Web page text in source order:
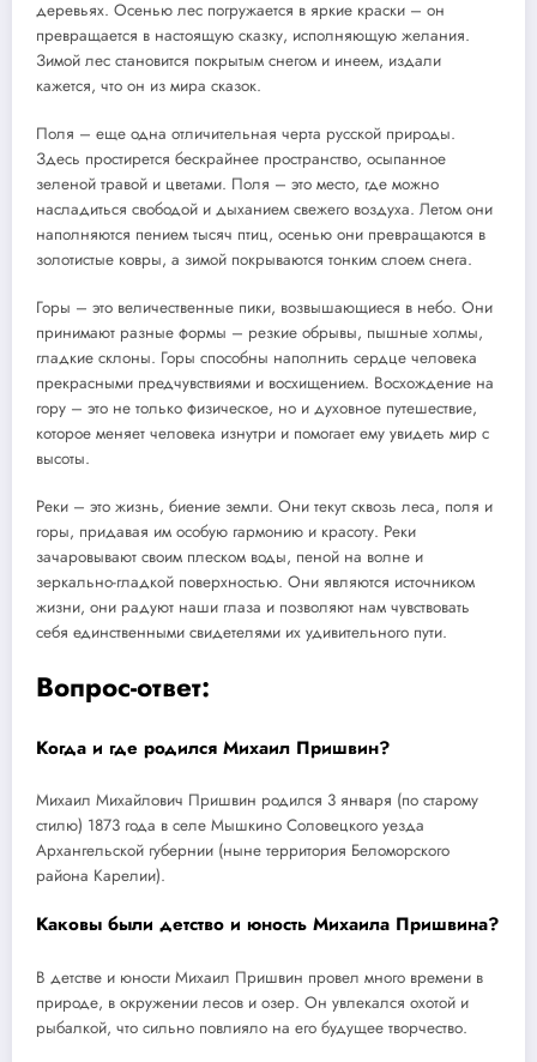
деревьях. Осенью лес погружается в яркие краски – он
превращается в настоящую сказку, исполняющую желания.
Зимой лес становится покрытым снегом и инеем, издали
кажется, что он из мира сказок.
Поля – еще одна отличительная черта русской природы.
Здесь простирется бескрайнее пространство, осыпанное
зеленой травой и цветами. Поля – это место, где можно
насладиться свободой и дыханием свежего воздуха. Летом они
наполняются пением тысяч птиц, осенью они превращаются в
золотистые ковры, а зимой покрываются тонким слоем снега.
Горы – это величественные пики, возвышающиеся в небо. Они
принимают разные формы – резкие обрывы, пышные холмы,
гладкие склоны. Горы способны наполнить сердце человека
прекрасными предчувствиями и восхищением. Восхождение на
гору – это не только физическое, но и духовное путешествие,
которое меняет человека изнутри и помогает ему увидеть мир с
высоты.
Реки – это жизнь, биение земли. Они текут сквозь леса, поля и
горы, придавая им особую гармонию и красоту. Реки
зачаровывают своим плеском воды, пеной на волне и
зеркально-гладкой поверхностью. Они являются источником
жизни, они радуют наши глаза и позволяют нам чувствовать
себя единственными свидетелями их удивительного пути.
Вопрос-ответ:
Когда и где родился Михаил Пришвин?
Михаил Михайлович Пришвин родился 3 января (по старому
стилю) 1873 года в селе Мышкино Соловецкого уезда
Архангельской губернии (ныне территория Беломорского
района Карелии).
Каковы были детство и юность Михаила Пришвина?
В детстве и юности Михаил Пришвин провел много времени в
природе, в окружении лесов и озер. Он увлекался охотой и
рыбалкой, что сильно повлияло на его будущее творчество.